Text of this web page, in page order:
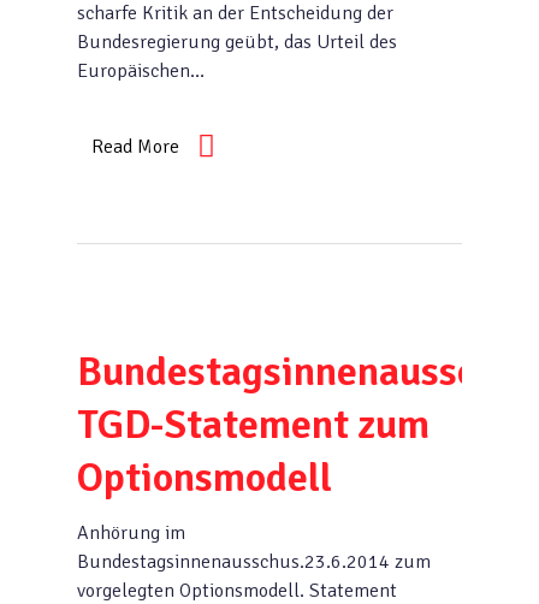
scharfe Kritik an der Entscheidung der
Bundesregierung geübt, das Urteil des
Europäischen…
Read More
TGD-Statement zum
Optionsmodell
Anhörung im
Bundestagsinnenausschus.23.6.2014 zum
vorgelegten Optionsmodell. Statement